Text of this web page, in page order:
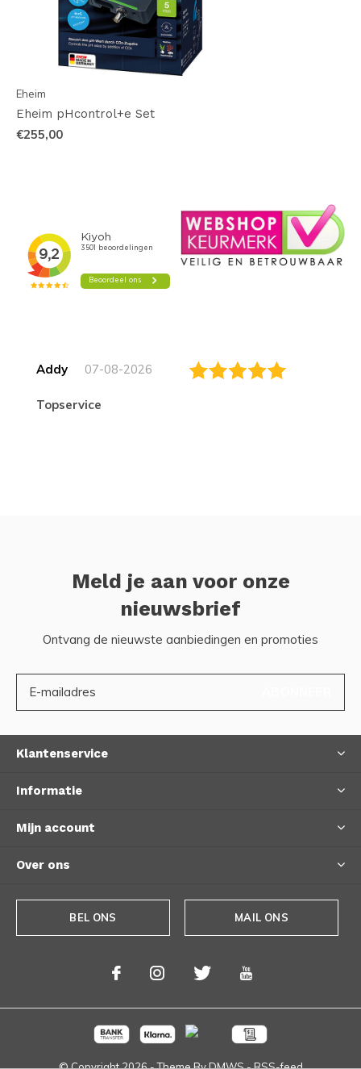
Eheim
Eheim pHcontrol+e Set
€255,00
Addy 07-08-2026
topservice
Meld je aan voor onze
nieuwsbrief
Ontvang de nieuwste aanbiedingen en promoties
Klantenservice
Informatie
Mijn account
Over ons
BEL ONS MAIL ONS
© Copyright2026- Theme ByDMWS-RSS-feed